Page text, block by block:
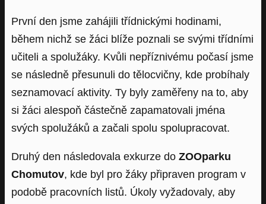
První den jsme zahájili třídnickými hodinami,
během nichž se žáci blíže poznali se svými třídními
učiteli a spolužáky. Kvůli nepříznivému počasí jsme
se následně přesunuli do tělocvičny, kde probíhaly
seznamovací aktivity. Ty byly zaměřeny na to, aby
si žáci alespoň částečně zapamatovali jména
svých spolužáků a začali spolu spolupracovat.
Druhý den následovala exkurze do ZOOparku
Chomutov, kde byl pro žáky připraven program v
podobě pracovních listů. Úkoly vyžadovaly, aby